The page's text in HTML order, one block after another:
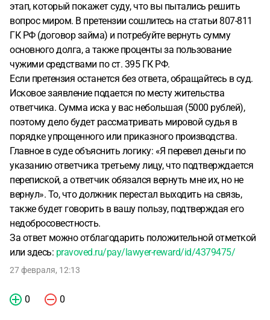
этап, который покажет суду, что вы пытались решить
вопрос миром. В претензии сошлитесь на статьи 807-811
ГК РФ (договор займа) и потребуйте вернуть сумму
основного долга, а также проценты за пользование
чужими средствами по ст. 395 ГК РФ.
Если претензия останется без ответа, обращайтесь в суд.
Исковое заявление подается по месту жительства
ответчика. Сумма иска у вас небольшая (5000 рублей),
поэтому дело будет рассматривать мировой судья в
порядке упрощенного или приказного производства.
Главное в суде объяснить логику: «Я перевел деньги по
указанию ответчика третьему лицу, что подтверждается
перепиской, а ответчик обязался вернуть мне их, но не
вернул». То, что должник перестал выходить на связь,
также будет говорить в вашу пользу, подтверждая его
недобросовестность.
За ответ можно отблагодарить положительной отметкой
или здесь: pravoved.ru/pay/lawyer-reward/id/4379475/
27 февраля, 12:13
0 0